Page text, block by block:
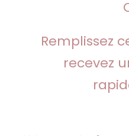
Remplissez
recevez